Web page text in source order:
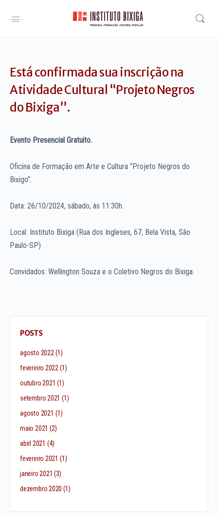
Está confirmada sua inscrição na
Atividade Cultural “Projeto Negros
do Bixiga”.
Evento Presencial Gratuito.
Oficina de Formação em Arte e Cultura “Projeto Negros do
Bixigo”.
Data: 26/10/2024, sábado, às 11:30h.
Local: Instituto Bixiga (Rua dos Ingleses, 67, Bela Vista, São
Paulo-SP)
Convidados: Wellington Souza e o Coletivo Negros do Bixiga.
POSTS
agosto 2022 (1)
fevereiro 2022 (1)
outubro 2021 (1)
setembro 2021 (1)
agosto 2021 (1)
maio 2021 (2)
abril 2021 (4)
fevereiro 2021 (1)
janeiro 2021 (3)
dezembro 2020 (1)